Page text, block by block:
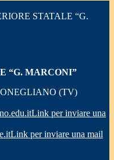
STATALE “G.
“G. MARCONI”
(TV)
Link per inviare una
Link per inviare una mail